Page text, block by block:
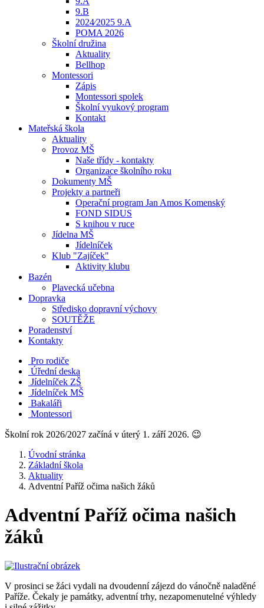
9.B
2024⁄2025 9.A
POMA 2026
Školní družina
Aktuality
Bellhop
Montessori
Zápis
Montessori spolek
Školní vyukový program
Kontakt
Mateřská škola
Aktuality
Provoz MŠ
Naše třídy - kontakty
Organizace školního roku
Dokumenty MŠ
Projekty a partneři
Operační program Jan Amos Komenský
FOND SIDUS
S knihou v ruce
Jídelna MŠ
Jídelníček
Klub "Zajíček"
Aktivity klubu
Bazén
Plavecká učebna
Dopravka
Středisko dopravní výchovy
SOUTĚŽE
Poradenství
Kontakty
Pro rodiče
Úřední deska
Jídelníček ZŠ
Jídelníček MŠ
Bakaláři
Montessori
Školní rok 2026/2027 začíná v úterý 1. září 2026. 😉
Úvodní stránka
Základní škola
Aktuality
Adventní Paříž očima našich žáků
Adventní Paříž očima našich
žáků
V prosinci se žáci vydali na dvoudenní zájezd do vánočně naladěné
Paříže. Čekaly je památky, adventní trhy, nezapomenutelné výhledy